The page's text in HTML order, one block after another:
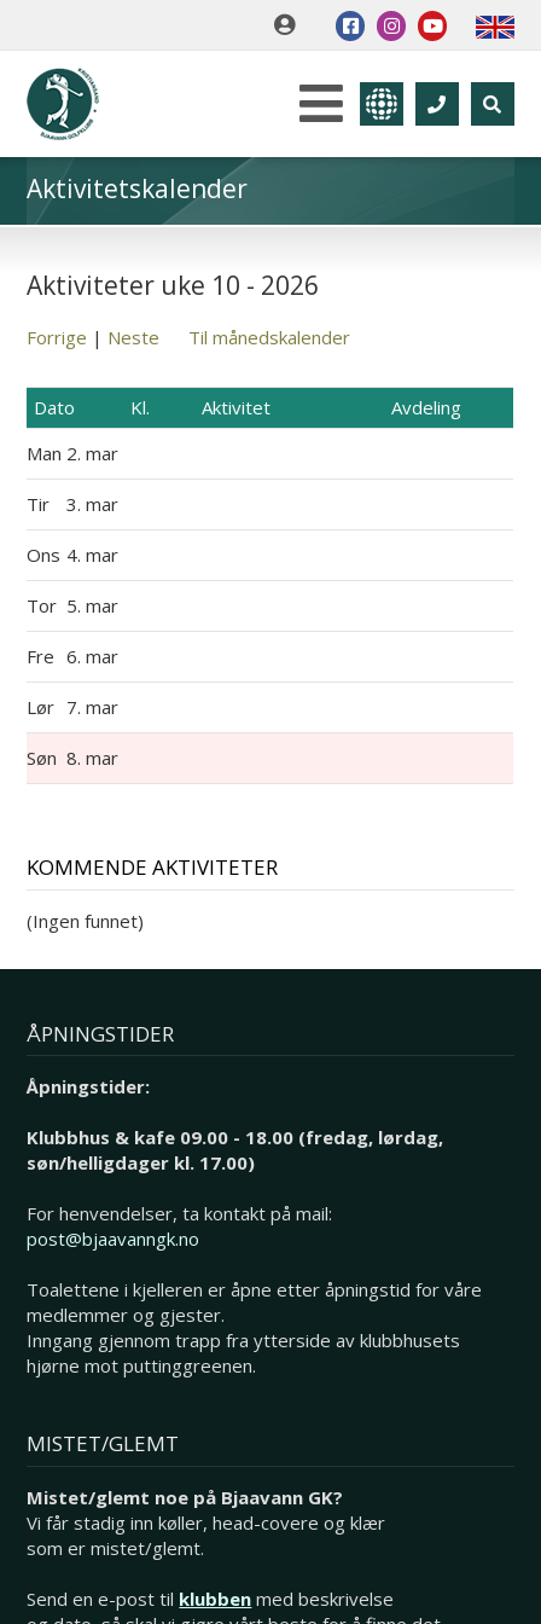
Aktivitetskalender
Aktiviteter uke 10 - 2026
Forrige | Neste Til månedskalender
Dato Kl. Aktivitet
Avdeling
Man 2. mar
Tir 3. mar
Ons 4. mar
Tor 5. mar
Fre 6. mar
Lør 7. mar
Søn 8. mar
KOMMENDE AKTIVITETER
(Ingen funnet)
ÅPNINGSTIDER
Åpningstider:
Klubbhus & kafe 09.00 - 18.00 (fredag, lørdag,
søn/helligdager kl. 17.00)
For henvendelser, ta kontakt på mail:
post@bjaavanngk.no
Toalettene i kjelleren er åpne etter åpningstid for våre
medlemmer og gjester.
Inngang gjennom trapp fra ytterside av klubbhusets
hjørne mot puttinggreenen.
MISTET/GLEMT
Mistet/glemt noe på Bjaavann GK?
Vi får stadig inn køller, head-covere og klær
som er mistet/glemt.
Send en e-post til klubben med beskrivelse